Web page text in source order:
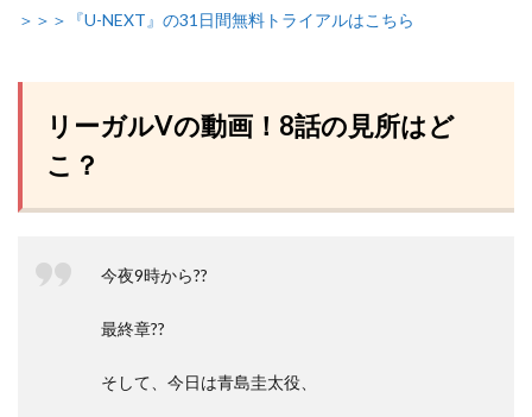
＞＞＞『U-NEXT』の31日間無料トライアルはこちら
リーガルVの動画！8話の見所はど
こ？
今夜9時から??
最終章??
そして、今日は青島圭太役、